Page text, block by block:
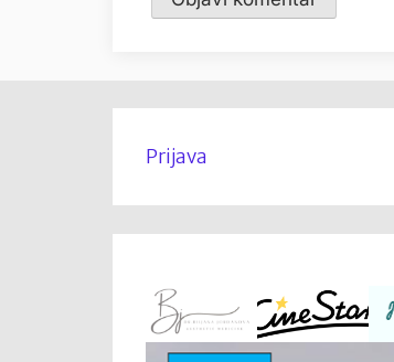
Prijava